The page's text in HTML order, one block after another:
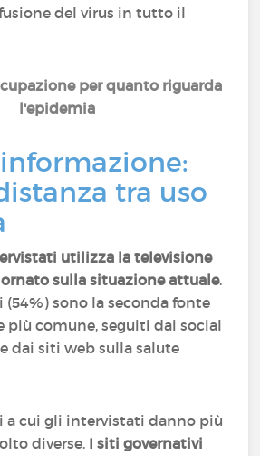
del virus in tutto il
per quanto riguarda
l'epidemia
tra uso
utilizza la televisione
sulla situazione attuale.
(54%) sono la seconda fonte
più comune, seguiti dai social
dai siti web sulla salute
a cui gli intervistati danno più
diverse. I siti governativi